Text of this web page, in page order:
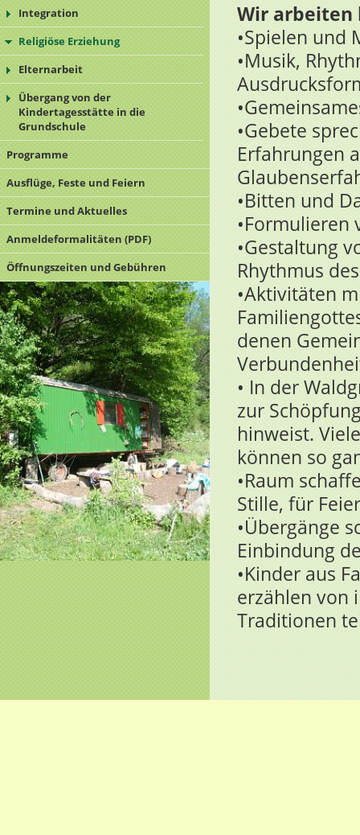
Integration
Religiöse Erziehung
Elternarbeit
Übergang von der
Kindertagesstätte in die
Grundschule
Programme
Ausflüge, Feste und Feiern
Termine und Aktuelles
Anmeldeformalitäten (PDF)
Öffnungszeiten und Gebühren
Wir arbeiten
•Spielen und
•Musik,
•Gebete
Erfahrungen
•Bitten und
•Formulieren
•Gestaltung
Rhythmus
•Aktivitäten
denen
• In der
zur
hinweist.
können so
•Raum
Stille, für
•Übergänge
Einbindung
•Kinder aus
erzählen von
Traditionen